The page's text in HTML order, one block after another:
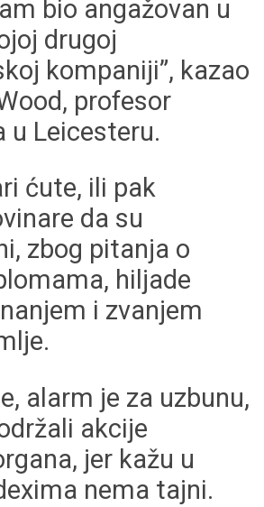
bio angažovan u
drugoj
kompaniji”, kazao
profesor
u Leicesteru.
ćute, ili pak
da su
zbog pitanja o
hiljade
i zvanjem
alarm je za uzbunu,
akcije
jer kažu u
nema tajni.